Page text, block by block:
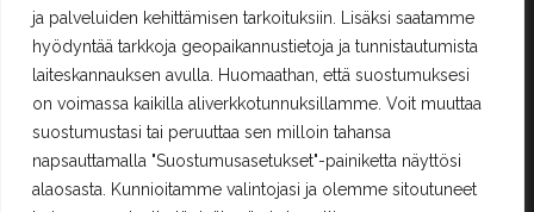
ja palveluiden kehittämisen tarkoituksiin. Lisäksi saatamme
hyödyntää tarkkoja geopaikannustietoja ja tunnistautumista
laiteskannauksen avulla. Huomaathan, että suostumuksesi
on voimassa kaikilla aliverkkotunnuksillamme. Voit muuttaa
suostumustasi tai peruuttaa sen milloin tahansa
napsauttamalla "Suostumusasetukset"-painiketta näyttösi
alaosasta. Kunnioitamme valintojasi ja olemme sitoutuneet
Kilpailut ja säännöt
Yhteystiedot
Erä-Lindroos Oy
Mustamäenkatu 72
15610 Lahti